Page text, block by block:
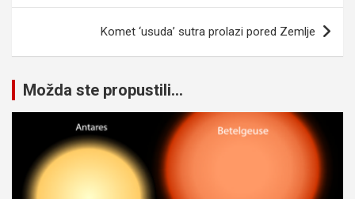
Komet ‘usuda’ sutra prolazi pored Zemlje
Možda ste propustili...